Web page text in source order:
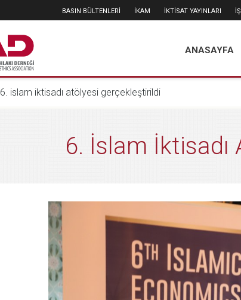
BASIN BÜLTENLERİ İKAM İKTİSAT YAYINLARI
ANASAYFA
6. i̇slam i̇ktisadı atölyesi gerçekleştirildi
6. İslam